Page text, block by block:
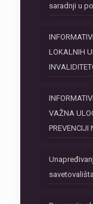
saradnji u
LOKALNIH
VAŽNA
PREVENCIJI